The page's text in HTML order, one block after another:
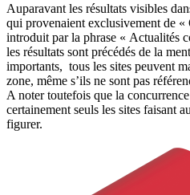
Auparavant les résultats visibles
qui provenaient exclusivement de
introduit par la phrase « Actualités
les résultats sont précédés de la
importants, tous les sites peuvent
zone, même s’ils ne sont pas
A noter toutefois que la
certainement seuls les sites faisant
figurer.